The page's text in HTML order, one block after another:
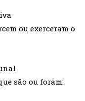
ou exerceram o
são ou foram: